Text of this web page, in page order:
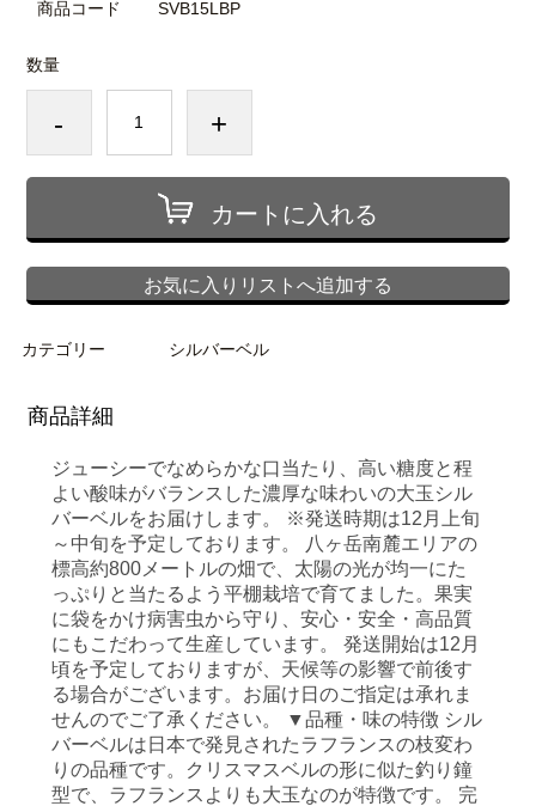
商品コード SVB15LBP
数量
- +
カートに入れる
お気に入りリストへ追加する
カテゴリー シルバーベル
商品詳細
ジューシーでなめらかな口当たり、高い糖度と程
よい酸味がバランスした濃厚な味わいの大玉シル
バーベルをお届けします。 ※発送時期は12月上旬
～中旬を予定しております。 八ヶ岳南麓エリアの
標高約800メートルの畑で、太陽の光が均一にた
っぷりと当たるよう平棚栽培で育てました。果実
に袋をかけ病害虫から守り、安心・安全・高品質
にもこだわって生産しています。 発送開始は12月
頃を予定しておりますが、天候等の影響で前後す
る場合がございます。お届け日のご指定は承れま
せんのでご了承ください。 ▼品種・味の特徴 シル
バーベルは日本で発見されたラフランスの枝変わ
りの品種です。クリスマスベルの形に似た釣り鐘
型で、ラフランスよりも大玉なのが特徴です。 完